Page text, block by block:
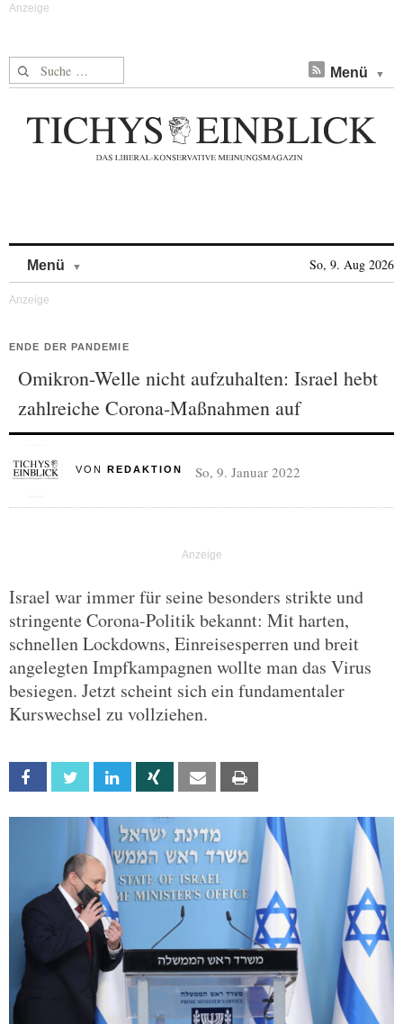
Suche nach: Menü
Menü So, 9. Aug 2026
ENDE DER PANDEMIE
Omikron-Welle nicht aufzuhalten: Israel hebt
zahlreiche Corona-Maßnahmen auf
VON REDAKTION So, 9. Januar 2022
Israel war immer für seine besonders strikte und
stringente Corona-Politik bekannt: Mit harten,
schnellen Lockdowns, Einreisesperren und breit
angelegten Impfkampagnen wollte man das Virus
besiegen. Jetzt scheint sich ein fundamentaler
Kurswechsel zu vollziehen.
Facebook Twitter Linkedin Xing Email